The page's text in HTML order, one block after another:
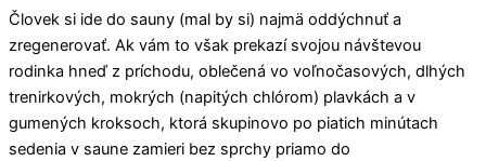
Človek si ide do sauny (mal by si) najmä oddýchnuť a
zregenerovať. Ak vám to však prekazí svojou návštevou
rodinka hneď z príchodu, oblečená vo voľnočasových, dlhých
trenirkových, mokrých (napitých chlórom) plavkách a v
gumených kroksoch, ktorá skupinovo po piatich minútach
sedenia v saune zamieri bez sprchy priamo do